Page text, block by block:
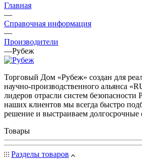
Главная
—
Справочная информация
—
Производители
—Рубеж
Торговый Дом «Рубеж» создан для
научно-производственного альянса
лидеров отрасли систем
наших клиентов мы всегда быстро
решение и выстраиваем долгосрочные
Товары
Разделы товаров